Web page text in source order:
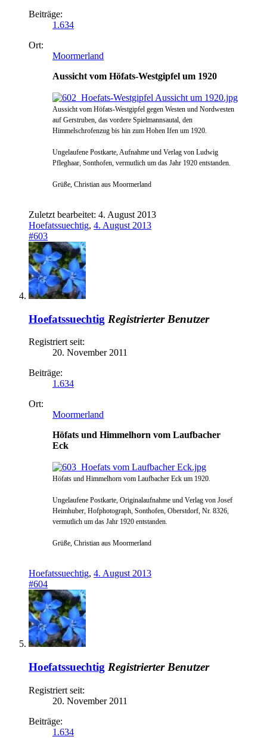
Beiträge:
1.634
Ort:
Moormerland
Aussicht vom Höfats-Westgipfel um 1920
Aussicht vom Höfats-Westgipfel gegen Westen und Nordwesten
auf Gerstruben, das vordere Spielmannsautal, den
Himmelschrofenzug bis hin zum Hohen Ifen um 1920.
Ungelaufene Postkarte, Aufnahme und Verlag von Ludwig
Pfleghaar, Sonthofen, vermutlich um das Jahr 1920 entstanden.
Grüße, Christian aus Moormerland
Zuletzt bearbeitet: 4. August 2013
Hoefatssuechtig, 4. August 2013
#603
Hoefatssuechtig Registrierter Benutzer
Registriert seit:
20. November 2011
Beiträge:
1.634
Ort:
Moormerland
Höfats und Himmelhorn vom Laufbacher
Eck
Höfats und Himmelhorn vom Laufbacher Eck um 1920.
Ungelaufene Postkarte, Originalaufnahme und Verlag von Josef
Heimhuber, Hofphotograph, Sonthofen, Oberstdorf, Nr. 8326,
vermutlich um das Jahr 1920 entstanden.
Grüße, Christian aus Moormerland
Hoefatssuechtig, 4. August 2013
#604
Hoefatssuechtig Registrierter Benutzer
Registriert seit:
20. November 2011
Beiträge:
1.634